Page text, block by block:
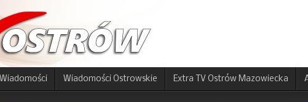
Wiadomości Wiadomości Ostrowskie Extra TV Ostrów Mazowiecka